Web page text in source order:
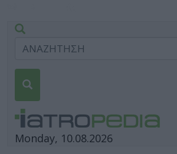
Monday, 10.08.2026